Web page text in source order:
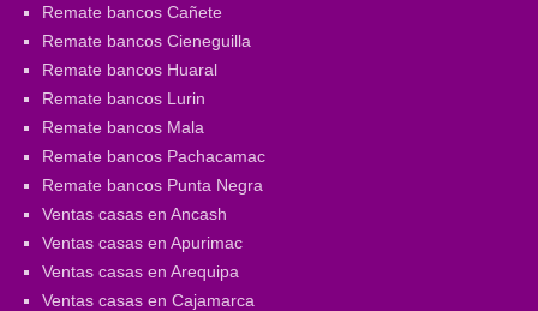
Remate bancos Cañete
Remate bancos Cieneguilla
Remate bancos Huaral
Remate bancos Lurin
Remate bancos Mala
Remate bancos Pachacamac
Remate bancos Punta Negra
Ventas casas en Ancash
Ventas casas en Apurimac
Ventas casas en Arequipa
Ventas casas en Cajamarca